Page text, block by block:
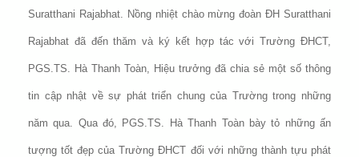
Suratthani Rajabhat. Nồng nhiệt chào mừng đoàn ĐH Suratthani
Rajabhat đã đến thăm và ký kết hợp tác với Trường ĐHCT,
PGS.TS. Hà Thanh Toàn, Hiệu trưởng đã chia sẻ một số thông
tin cập nhật về sự phát triển chung của Trường trong những
năm qua. Qua đó, PGS.TS. Hà Thanh Toàn bày tỏ những ấn
tượng tốt đẹp của Trường ĐHCT đối với những thành tựu phát